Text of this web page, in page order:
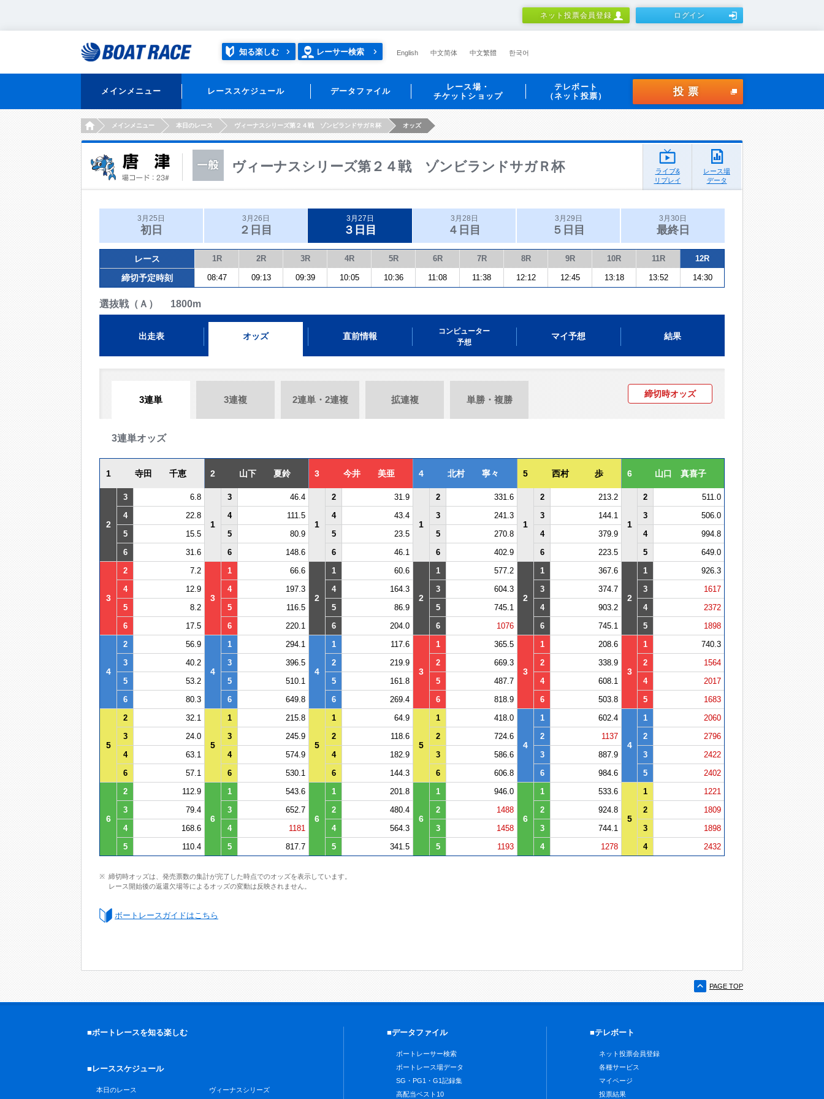
ネット投票会員登録 ログイン
知る楽しむ レーサー検索 English 中文简体 中文繁體 한국어
メインメニュー レーススケジュール データファイル
レース場・
チケットショップ
テレボート
（ネット投票）
投票
HOMEメインメニュー 本日のレース ヴィーナスシリーズ第２４戦 ゾンビランドサガＲ杯 オッズ
ヴィーナスシリーズ第２４戦 ゾンビランドサガＲ杯
ライブ&
リプレイ
レース場
データ
3月25日
初日
3月26日
２日目
3月27日
３日目
3月28日
４日目
3月29日
５日目
3月30日
最終日
レース 1R 2R 3R 4R 5R 6R 7R 8R 9R 10R 11R 12R
締切予定時刻 08:47 09:13 09:39 10:05 10:36 11:08 11:38 12:12 12:45 13:18 13:52 14:30
選抜戦（Ａ） 1800m
出走表 オッズ 直前情報
コンピューター
予想
マイ予想 結果
3連単 3連複 2連単・2連複 拡連複 単勝・複勝
締切時オッズ
3連単オッズ
1 寺田 千恵 2 山下 夏鈴 3 今井 美亜 4 北村 寧々 5 西村 歩 6 山口 真喜子
2
3 6.8
1
3 46.4
1
2 31.9
1
2 331.6
1
2 213.2
1
2
511.0
4
22.8 4 111.5 4 43.4 3 241.3 3 144.1 3
506.0
5
15.5 5 80.9 5 23.5 5 270.8 4 379.9 4
994.8
6
31.6 6 148.6 6 46.1 6 402.9 6 223.5 5 649.0
3
2 7.2
3
1 66.6
2
1 60.6
2
1 577.2
2
1 367.6
2
1
926.3
4
12.9 4 197.3 4 164.3 3 604.3 3 374.7 3
1617
5
8.2 5 116.5 5 86.9 5 745.1 4 903.2 4
2372
6
17.5 6 220.1 6 204.0 6 1076 6 745.1 5 1898
4
2 56.9
4
1 294.1
4
1 117.6
3
1 365.5
3
1 208.6
3
1
740.3
3
40.2 3 396.5 2 219.9 2 669.3 2 338.9 2
1564
5
53.2 5 510.1 5 161.8 5 487.7 4 608.1 4
2017
6
80.3 6 649.8 6 269.4 6 818.9 6 503.8 5 1683
5
2 32.1
5
1 215.8
5
1 64.9
5
1 418.0
4
1 602.4
4
1
2060
3
24.0 3 245.9 2 118.6 2 724.6 2 1137 2
2796
4
63.1 4 574.9 4 182.9 3 586.6 3 887.9 3
2422
6
57.1 6 530.1 6 144.3 6 606.8 6 984.6 5 2402
6
2 112.9
6
1 543.6
6
1 201.8
6
1 946.0
6
1 533.6
5
1
1221
3
79.4 3 652.7 2 480.4 2 1488 2 924.8 2
1809
4
168.6 4 1181 4 564.3 3 1458 3 744.1 3
1898
5
110.4 5 817.7 5 341.5 5 1193 4 1278 4 2432
締切時オッズは、発売票数の集計が完了した時点でのオッズを表示しています。
レース開始後の返還欠場等によるオッズの変動は反映されません。
ボートレースガイドはこちら
PAGE TOP
■ボートレースを知る楽しむ
■レーススケジュール
本日のレース ヴィーナスシリーズ
■データファイル
ボートレーサー検索
ボートレース場データ
SG・PG1・G1記録集
高配当ベスト10
■テレボート
ネット投票会員登録
各種サービス
マイページ
投票結果